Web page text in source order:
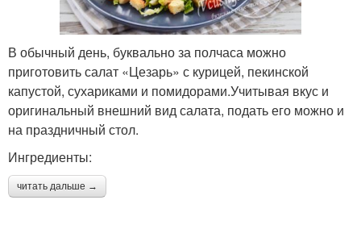
В обычный день, буквально за полчаса можно
приготовить салат «Цезарь» с курицей, пекинской
капустой, сухариками и помидорами.Учитывая вкус и
оригинальный внешний вид салата, подать его можно и
на праздничный стол.
Ингредиенты:
читать дальше →